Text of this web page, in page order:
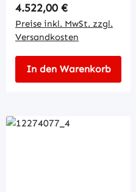
Regulärer Preis:
4.522,00 €
Preise inkl. MwSt. zzgl.
Versandkosten
In den Warenkorb